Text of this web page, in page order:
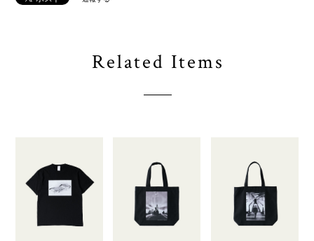
Related Items